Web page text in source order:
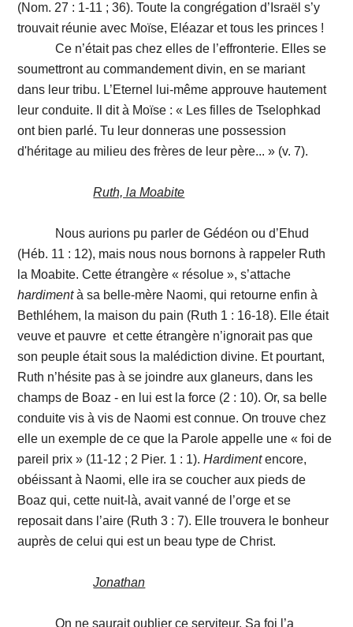
(Nom. 27 : 1-11 ; 36). Toute la congrégation d’Israël s’y
trouvait réunie avec Moïse, Eléazar et tous les princes !
Ce n’était pas chez elles de l’effronterie. Elles se
soumettront au commandement divin, en se mariant
dans leur tribu. L’Eternel lui-même approuve hautement
leur conduite. Il dit à Moïse : « Les filles de Tselophkad
ont bien parlé. Tu leur donneras une possession
d'héritage au milieu des frères de leur père... » (v. 7).
Ruth, la Moabite
Nous aurions pu parler de Gédéon ou d’Ehud
(Héb. 11 : 12), mais nous nous bornons à rappeler Ruth
la Moabite. Cette étrangère « résolue », s’attache
hardimentà sa belle-mère Naomi, qui retourne enfin à
Bethléhem, la maison du pain (Ruth 1 : 16-18). Elle était
veuve et pauvre et cette étrangère n’ignorait pas que
son peuple était sous la malédiction divine. Et pourtant,
Ruth n’hésite pas à se joindre aux glaneurs, dans les
champs de Boaz - en lui est la force (2 : 10). Or, sa belle
conduite vis à vis de Naomi est connue. On trouve chez
elle un exemple de ce que la Parole appelle une « foi de
pareil prix » (11-12 ; 2 Pier. 1 : 1).Hardimentencore,
obéissant à Naomi, elle ira se coucher aux pieds de
Boaz qui, cette nuit-là, avait vanné de l’orge et se
reposait dans l’aire (Ruth 3 : 7). Elle trouvera le bonheur
auprès de celui qui est un beau type de Christ.
Jonathan
On ne saurait oublier ce serviteur. Sa foi l’a